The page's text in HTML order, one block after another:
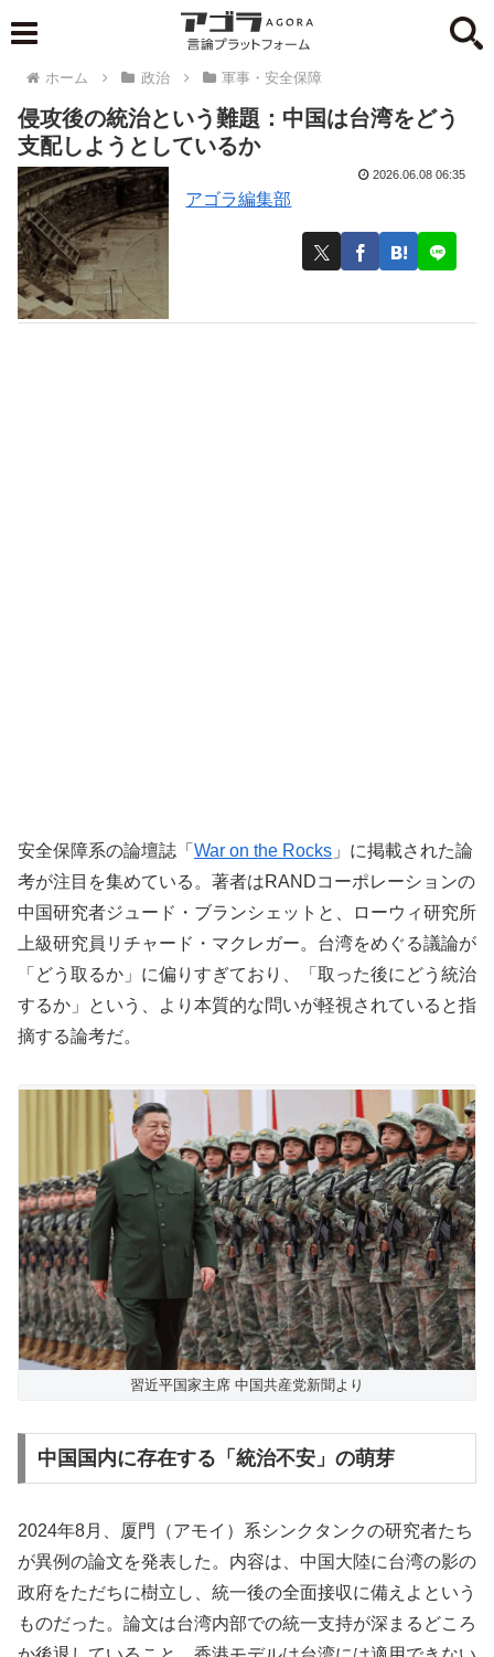
ホーム 政治 軍事・安全保障
侵攻後の統治という難題：中国は台湾をどう
支配しようとしているか
アゴラ編集部
2026.06.08 06:35
安全保障系の論壇誌「 War on the Rocks 」に掲載された論
考が注目を集めている。著者はRANDコーポレーションの
中国研究者ジュード・ブランシェットと、ローウィ研究所
上級研究員リチャード・マクレガー。台湾をめぐる議論が
「どう取るか」に偏りすぎており、「取った後にどう統治
するか」という、より本質的な問いが軽視されていると指
摘する論考だ。
習近平国家主席 中国共産党新聞より
中国国内に存在する「統治不安」の萌芽
2024年8月、厦門（アモイ）系シンクタンクの研究者たち
が異例の論文を発表した。内容は、中国大陸に台湾の影の
政府をただちに樹立し、統一後の全面接収に備えよという
ものだった。論文は台湾内部での統一支持が深まるどころ